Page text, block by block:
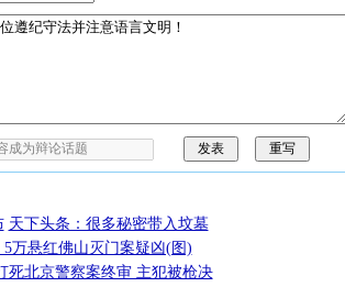
天下头条：很多秘密带入坟墓
万悬红佛山灭门案疑凶(图)
死北京警察案终审 主犯被枪决